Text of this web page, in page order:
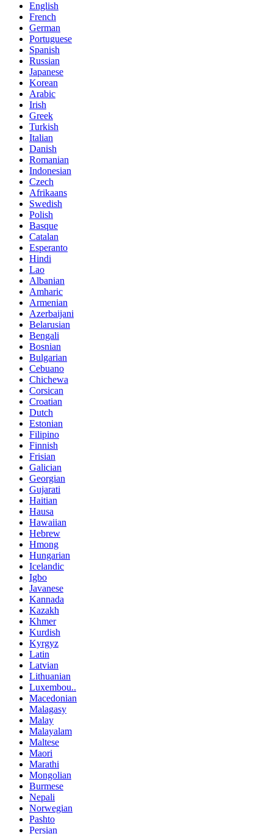
English
French
German
Portuguese
Spanish
Russian
Japanese
Korean
Arabic
Irish
Greek
Turkish
Italian
Danish
Romanian
Indonesian
Czech
Afrikaans
Swedish
Polish
Basque
Catalan
Esperanto
Hindi
Lao
Albanian
Amharic
Armenian
Azerbaijani
Belarusian
Bengali
Bosnian
Bulgarian
Cebuano
Chichewa
Corsican
Croatian
Dutch
Estonian
Filipino
Finnish
Frisian
Galician
Georgian
Gujarati
Haitian
Hausa
Hawaiian
Hebrew
Hmong
Hungarian
Icelandic
Igbo
Javanese
Kannada
Kazakh
Khmer
Kurdish
Kyrgyz
Latin
Latvian
Lithuanian
Luxembou..
Macedonian
Malagasy
Malay
Malayalam
Maltese
Maori
Marathi
Mongolian
Burmese
Nepali
Norwegian
Pashto
Persian